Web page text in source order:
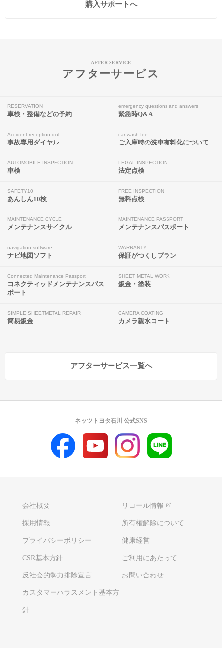
購入サポートへ
AFTER SERVICE
アフターサービス
RESERVATION
車検・整備などの予約
emergency questions and answers
緊急時Q&A
Accident reception dial
事故専用ダイヤル
car wash fee
ご入庫時の洗車有料化について
AUTOMOBILE INSPECTION
車検
LEGAL INSPECTION
法定点検
SAFETY10
あんしん10検
FREE INSPECTION
無料点検
MAINTENANCE CYCLE
メンテナンスサイクル
MAINTENANCE PASSPORT
メンテナンスパスポート
navigation software
ナビ地図ソフト
WARRANTY
保証がつくしプラン
Connected Maintenance Passport
コネクティッドメンテナンスパス
ポート
SHEET METAL WORK
鈑金・塗装
SIMPLE SHEETMETAL REPAIR
簡易鈑金
CAMERA COATING
カメラ親水コート
アフターサービス一覧へ
会社概要 リコール情報
採用情報 所有権解除について
プライバシーポリシー 健康経営
CSR基本方針 ご利用にあたって
反社会的勢力排除宣言 お問い合わせ
カスタマーハラスメント基本方
針
ネッツトヨタ石川 公式SNS